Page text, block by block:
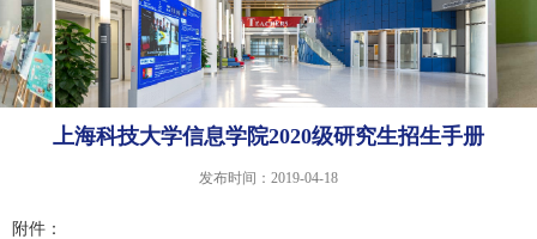
上海科技大学信息学院2020级研究生招生手册
发布时间：2019-04-18
附件：